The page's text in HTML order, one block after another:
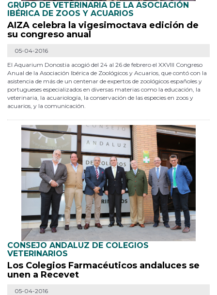
GRUPO DE VETERINARIA DE LA ASOCIACIÓN
IBÉRICA DE ZOOS Y ACUARIOS
AIZA celebra la vigesimoctava edición de
su congreso anual
05-04-2016
El Aquarium Donostia acogió del 24 al 26 de febrero el XXVIII Congreso
Anual de la Asociación Ibérica de Zoológicos y Acuarios, que contó con la
asistencia de más de un centenar de expertos de zoológicos españoles y
portugueses especializados en diversas materias como la educación, la
veterinaria, la acuariología, la conservación de las especies en zoos y
acuarios, y la comunicación.
CONSEJO ANDALUZ DE COLEGIOS
VETERINARIOS
Los Colegios Farmacéuticos andaluces se
unen a Recevet
05-04-2016